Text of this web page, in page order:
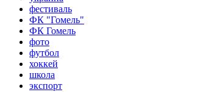
фестиваль
ФК "Гомель"
ФК Гомель
фото
футбол
хоккей
школа
экспорт